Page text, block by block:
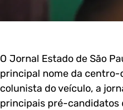
O Jornal Estado de São
principal nome da centro-
colunista do veículo, a
principais pré-candidatos